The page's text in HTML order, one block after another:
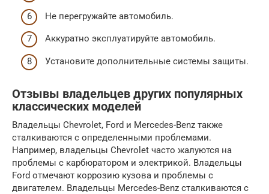
Не перегружайте автомобиль.
Аккуратно эксплуатируйте автомобиль.
Установите дополнительные системы защиты.
Отзывы владельцев других популярных
классических моделей
Владельцы Chevrolet, Ford и Mercedes-Benz также
сталкиваются с определенными проблемами.
Например, владельцы Chevrolet часто жалуются на
проблемы с карбюратором и электрикой. Владельцы
Ford отмечают коррозию кузова и проблемы с
двигателем. Владельцы Mercedes-Benz сталкиваются с